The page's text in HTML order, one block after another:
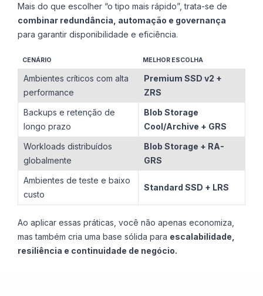
Mais do que escolher “o tipo mais rápido”, trata-se de
combinar redundância, automação e governança
para garantir disponibilidade e eficiência.
CENÁRIO MELHOR ESCOLHA
Ambientes críticos com alta
performance
Premium SSD v2 +
ZRS
Backups e retenção de
longo prazo
Blob Storage
Cool/Archive + GRS
Workloads distribuídos
globalmente
Blob Storage + RA-
GRS
Ambientes de teste e baixo
custo
Standard SSD + LRS
Ao aplicar essas práticas, você não apenas economiza,
mas também cria uma base sólida para escalabilidade,
resiliência e continuidade de negócio.